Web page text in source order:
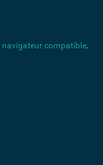
navigateur compatible.